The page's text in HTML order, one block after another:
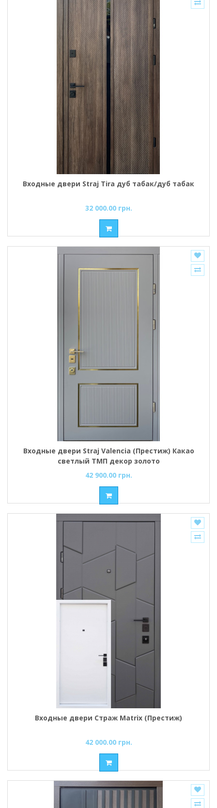
Входные двери Straj Tira дуб табак/дуб табак
32 000.00 грн.
Входные двери Straj Valencia (Престиж) Какао
светлый ТМП декор золото
42 900.00 грн.
Входные двери Страж Matrix (Престиж)
42 000.00 грн.